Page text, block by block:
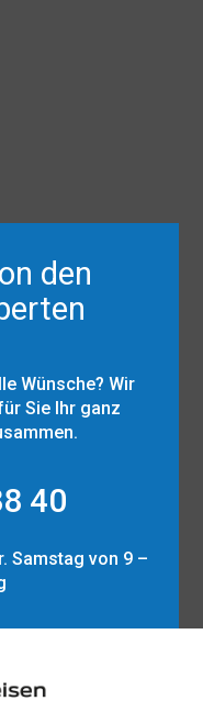
den
Wünsche? Wir
Sie Ihr ganz
40
Samstag von 9 –